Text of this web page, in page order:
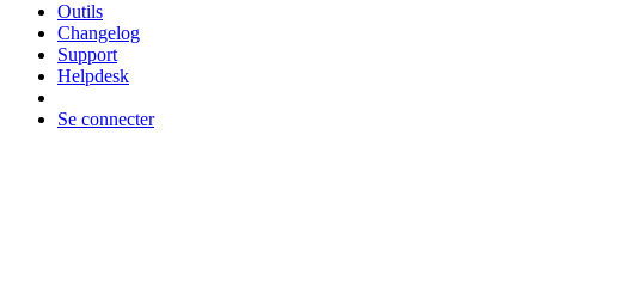
Outils
Changelog
Support
Helpdesk
Se connecter